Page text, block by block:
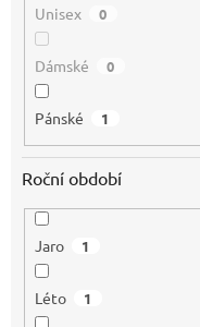
Unisex 0
Dámské 0
Pánské 1
Roční období
Jaro 1
Léto 1